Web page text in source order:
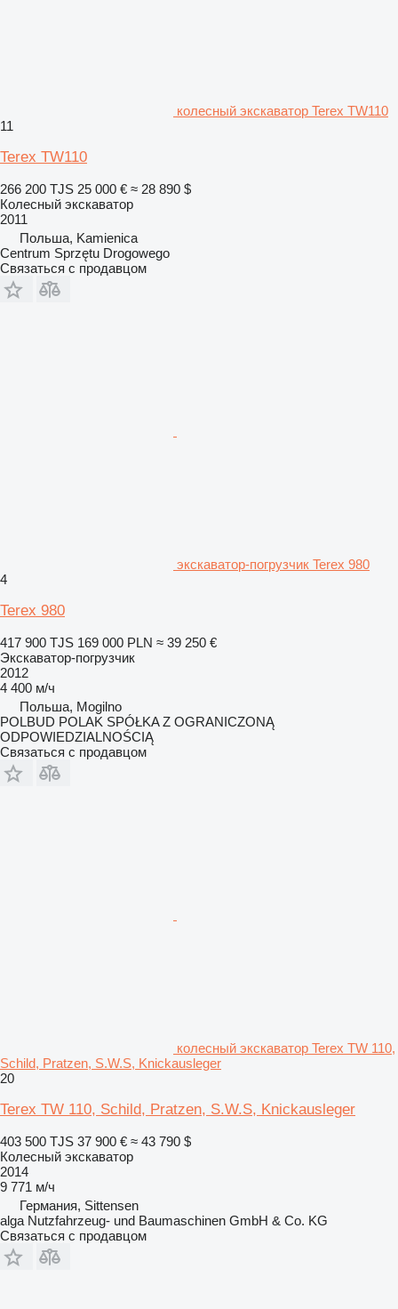
колесный экскаватор Terex TW110
11
Terex TW110
266 200 TJS 25 000 € ≈ 28 890 $
Колесный экскаватор
2011
Польша, Kamienica
Centrum Sprzętu Drogowego
Связаться с продавцом
экскаватор-погрузчик Terex 980
4
Terex 980
417 900 TJS 169 000 PLN ≈ 39 250 €
Экскаватор-погрузчик
2012
4 400 м/ч
Польша, Mogilno
POLBUD POLAK SPÓŁKA Z OGRANICZONĄ
ODPOWIEDZIALNOŚCIĄ
Связаться с продавцом
колесный экскаватор Terex TW 110,
Schild, Pratzen, S.W.S, Knickausleger
20
Terex TW 110, Schild, Pratzen, S.W.S, Knickausleger
403 500 TJS 37 900 € ≈ 43 790 $
Колесный экскаватор
2014
9 771 м/ч
Германия, Sittensen
alga Nutzfahrzeug- und Baumaschinen GmbH & Co. KG
Связаться с продавцом